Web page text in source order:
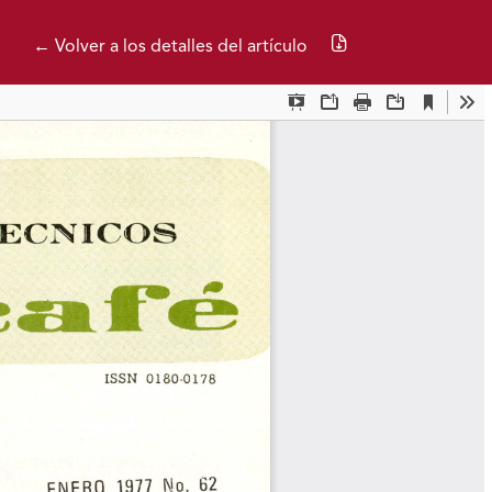
← Volver a los detalles del artículo Descargar PDF